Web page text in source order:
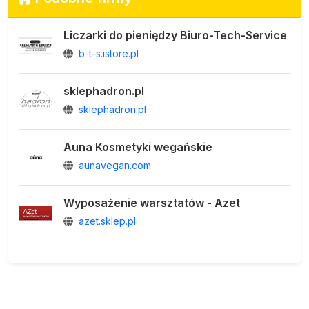
Liczarki do pieniędzy Biuro-Tech-Service
b-t-s.istore.pl
sklephadron.pl
sklephadron.pl
Auna Kosmetyki wegańskie
aunavegan.com
Wyposażenie warsztatów - Azet
azet.sklep.pl